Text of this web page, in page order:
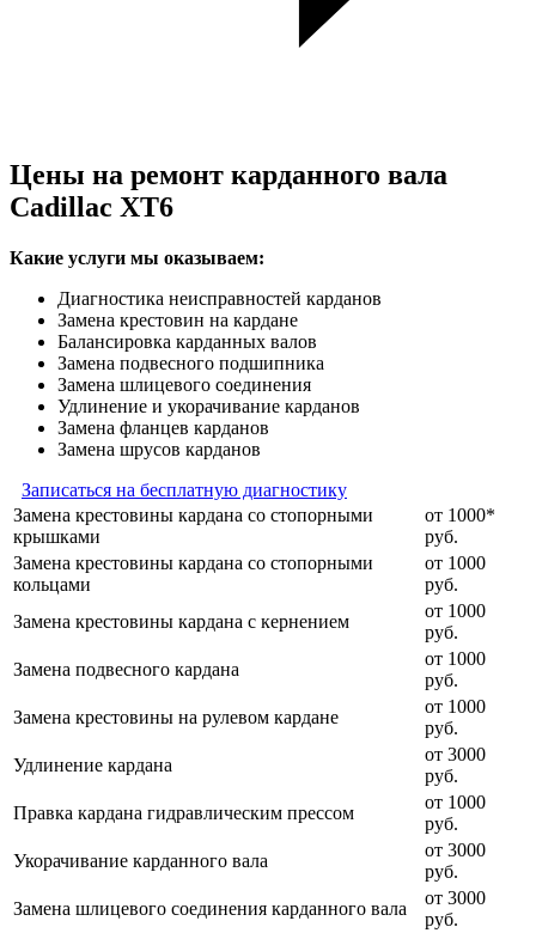
Цены на ремонт карданного вала
Cadillac XT6
Какие услуги мы оказываем:
Диагностика неисправностей карданов
Замена крестовин на кардане
Балансировка карданных валов
Замена подвесного подшипника
Замена шлицевого соединения
Удлинение и укорачивание карданов
Замена фланцев карданов
Замена шрусов карданов
Записаться на бесплатную диагностику
Замена крестовины кардана со стопорными
крышками
от 1000*
руб.
Замена крестовины кардана со стопорными
кольцами
от 1000
руб.
Замена крестовины кардана с кернением
от 1000
руб.
Замена подвесного кардана
от 1000
руб.
Замена крестовины на рулевом кардане
от 1000
руб.
Удлинение кардана
от 3000
руб.
Правка кардана гидравлическим прессом
от 1000
руб.
Укорачивание карданного вала
от 3000
руб.
Замена шлицевого соединения карданного вала
от 3000
руб.